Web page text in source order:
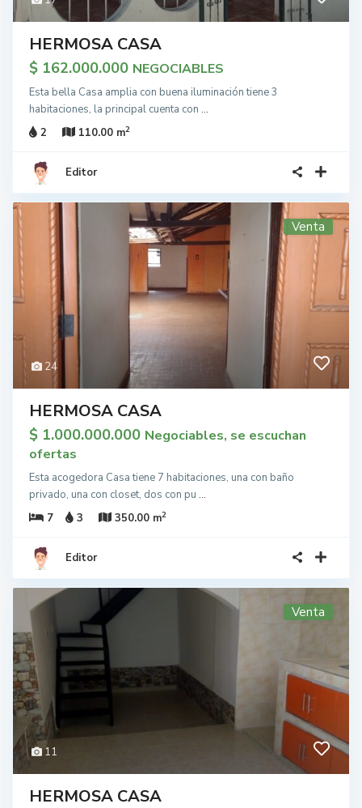
HERMOSA CASA
$ 162.000.000 NEGOCIABLES
Esta bella Casa amplia con buena iluminación tiene 3
habitaciones, la principal cuenta con ...
2
110.00 m2
Editor
24
Venta
HERMOSA CASA
$ 1.000.000.000 Negociables, se escuchan
ofertas
Esta acogedora Casa tiene 7 habitaciones, una con baño
privado, una con closet, dos con pu ...
7
3 350.00 m2
Editor
11
Venta
HERMOSA CASA